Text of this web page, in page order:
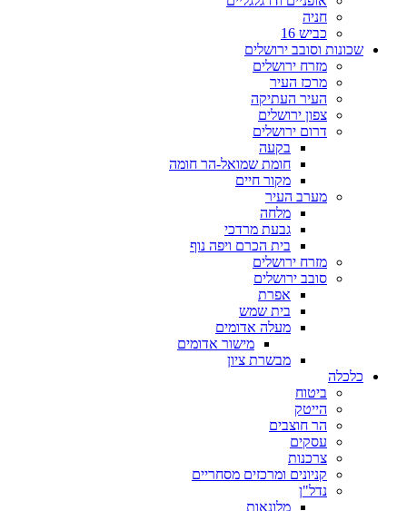
חניה
כביש 16
שכונות וסובב ירושלים
מזרח ירושלים
מרכז העיר
העיר העתיקה
צפון ירושלים
דרום ירושלים
בקעה
חומת שמואל-הר חומה
מקור חיים
מערב העיר
מלחה
גבעת מרדכי
בית הכרם ויפה נוף
מזרח ירושלים
סובב ירושלים
אפרת
בית שמש
מעלה אדומים
מישור אדומים
מבשרת ציון
כלכלה
ביטוח
הייטק
הר חוצבים
עסקים
צרכנות
קניונים ומרכזים מסחריים
נדל"ן
מלונאות